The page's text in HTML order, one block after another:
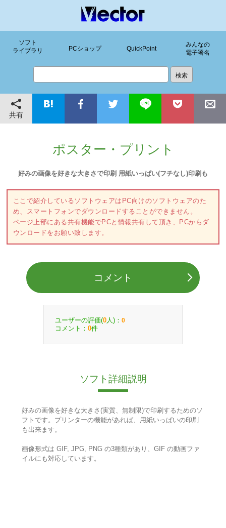
ソフト
ライブラリ
PCショップ QuickPoint
みんなの
電子署名
共有
ポスター・プリント
好みの画像を好きな大きさで印刷 用紙いっぱい(フチなし)印刷も
ここで紹介しているソフトウェアはPC向けのソフトウェアのた
め、スマートフォンでダウンロードすることができません。
ページ上部にある共有機能でPCと情報共有して頂き、PCからダ
ウンロードをお願い致します。
コメント
ユーザーの評価(0 人)： 0
コメント： 0件
ソフト詳細説明
好みの画像を好きな大きさ(実質、無制限)で印刷するためのソ
フトです。プリンターの機能があれば、用紙いっぱいの印刷
も出来ます。
画像形式は GIF, JPG, PNG の3種類があり、GIF の動画ファ
イルにも対応しています。